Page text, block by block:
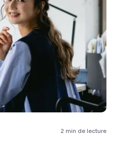
2 min de lecture